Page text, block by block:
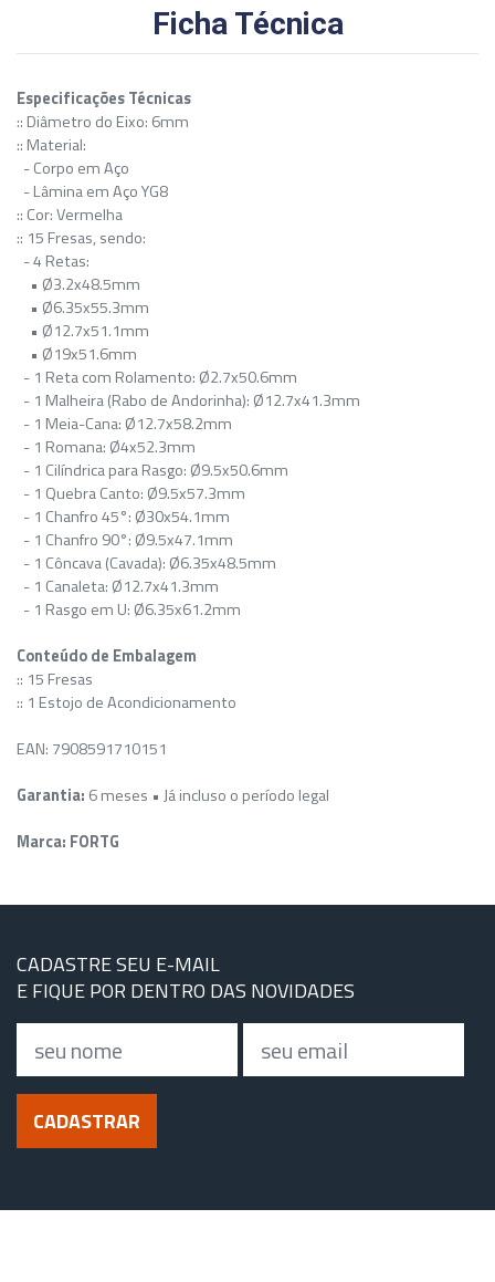
Ficha Técnica
Especificações Técnicas
:: Diâmetro do Eixo: 6mm
:: Material:
- Corpo em Aço
- Lâmina em Aço YG8
:: Cor: Vermelha
:: 15 Fresas, sendo:
- 4 Retas:
• Ø3.2x48.5mm
• Ø6.35x55.3mm
• Ø12.7x51.1mm
• Ø19x51.6mm
- 1 Reta com Rolamento: Ø2.7x50.6mm
- 1 Malheira (Rabo de Andorinha): Ø12.7x41.3mm
- 1 Meia-Cana: Ø12.7x58.2mm
- 1 Romana: Ø4x52.3mm
- 1 Cilíndrica para Rasgo: Ø9.5x50.6mm
- 1 Quebra Canto: Ø9.5x57.3mm
- 1 Chanfro 45°: Ø30x54.1mm
- 1 Chanfro 90°: Ø9.5x47.1mm
- 1 Côncava (Cavada): Ø6.35x48.5mm
- 1 Canaleta: Ø12.7x41.3mm
- 1 Rasgo em U: Ø6.35x61.2mm
Conteúdo de Embalagem
:: 15 Fresas
:: 1 Estojo de Acondicionamento
EAN: 7908591710151
Garantia: 6 meses • Já incluso o período legal
Marca: FORTG
CADASTRE SEU E-MAIL
E FIQUE POR DENTRO DAS NOVIDADES
CADASTRAR